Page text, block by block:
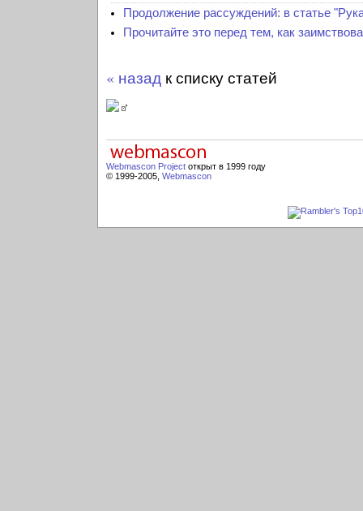
Продолжение рассуждений: в статье
Прочитайте это перед тем, как
« назад к списку статей
Webmascon Project открыт в 1999 году
© 1999-2005, Webmascon